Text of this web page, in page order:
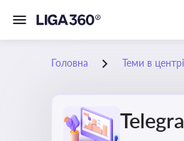
Головна Теми в